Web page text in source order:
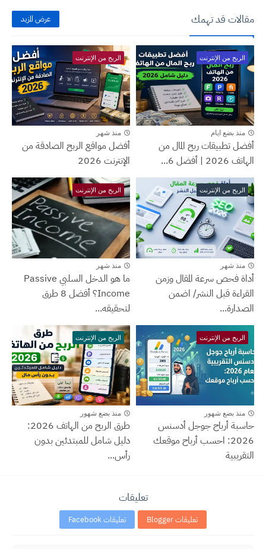
مقالات قد تهمك عرض المزيد
الربح من الإنترنت
منذ بضع ايام
أفضل تطبيقات ربح المال من
الهاتف 2026 | أفضل 6...
الربح من الإنترنت
منذ شهر
أفضل مواقع الربح الصادقة من
الإنترنت 2026
الربح من الإنترنت
منذ شهر
أداة فحص سرعة المقال وزمن
القراءة قبل النشر/ اضمن
الصدارة...
الربح من الإنترنت
منذ شهر
ما هو الدخل السلبي Passive
Income؟ أفضل 8 طرق
لتحقيقه...
الربح من الإنترنت
منذ بضع شهور
حاسبة أرباح جوجل أدسنس
2026: احسب أرباح موقعك
التقريبية
الربح من الإنترنت
منذ بضع شهور
طرق الربح من الهاتف 2026:
دليل شامل للمبتدئين بدون
رأس...
تعليقات
تعليقات Blogger تعليقات Facebook